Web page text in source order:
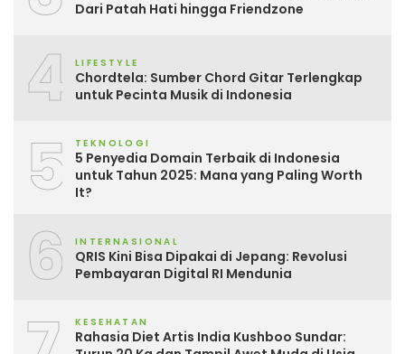
Dari Patah Hati hingga Friendzone
4 LIFESTYLE
Chordtela: Sumber Chord Gitar Terlengkap
untuk Pecinta Musik di Indonesia
5 TEKNOLOGI
5 Penyedia Domain Terbaik di Indonesia
untuk Tahun 2025: Mana yang Paling Worth
It?
6 INTERNASIONAL
QRIS Kini Bisa Dipakai di Jepang: Revolusi
Pembayaran Digital RI Mendunia
KESEHATAN
Rahasia Diet Artis India Kushboo Sundar: